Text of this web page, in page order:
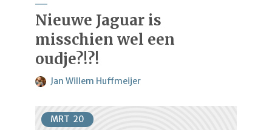
Nieuwe Jaguar is
misschien wel een
oudje?!?!
Jan Willem Huffmeijer
MRT 20